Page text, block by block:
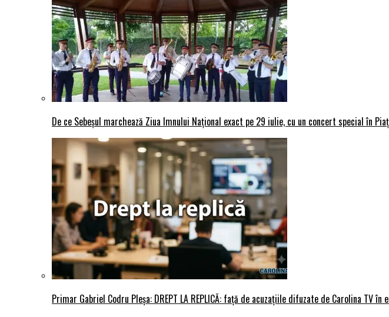
De ce Sebeșul marchează Ziua Imnului Național exact pe 29 iulie, cu un concert special în
Primar Gabriel Codru Pleșa: DREPT LA REPLICĂ: față de acuzațiile difuzate de Carolina